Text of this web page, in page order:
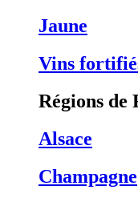
Jaune
Vins
Régions de
Alsace
Champagne